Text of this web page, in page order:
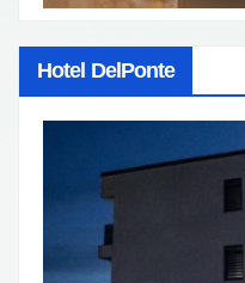
Hotel DelPonte